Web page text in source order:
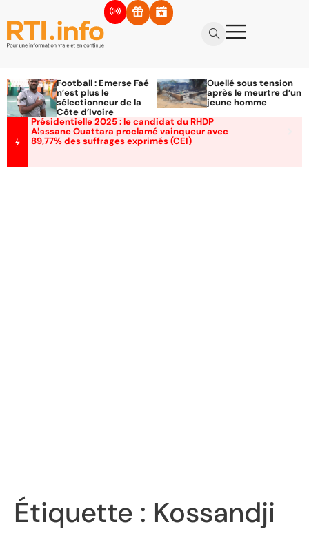
Football : Emerse Faé
n’est plus le
sélectionneur de la
Côte d’Ivoire
Ouellé sous tension
après le meurtre d’un
jeune homme
Présidentielle 2025 : le candidat du RHDP
Alassane Ouattara proclamé vainqueur avec
89,77% des suffrages exprimés (CEI)
Étiquette : Kossandji